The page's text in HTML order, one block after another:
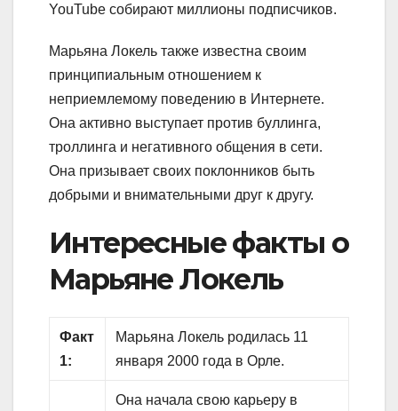
YouTube собирают миллионы подписчиков.
Марьяна Локель также известна своим
принципиальным отношением к
неприемлемому поведению в Интернете.
Она активно выступает против буллинга,
троллинга и негативного общения в сети.
Она призывает своих поклонников быть
добрыми и внимательными друг к другу.
Интересные факты о
Марьяне Локель
Факт
1:
Марьяна Локель родилась 11
января 2000 года в Орле.
Она начала свою карьеру в